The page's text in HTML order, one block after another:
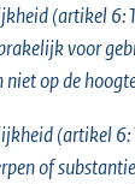
(artikel
voor
op de
(artikel
of